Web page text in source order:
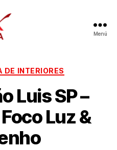
Menú
DE INTERIORES
Luis SP –
Luz &